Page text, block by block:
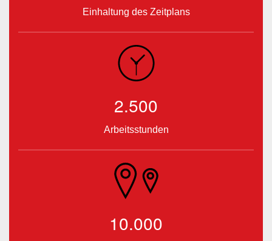
Einhaltung des Zeitplans
2.500
Arbeitsstunden
10.000